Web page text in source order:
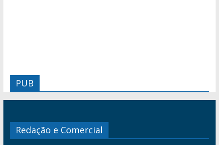
PUB
Redação e Comercial